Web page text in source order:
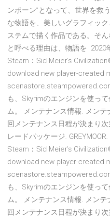
ンボーン”となって、世界を救
な物語を、美しいグラフィッ
ステムで描く作品である。そ
と呼べる理由は、物語を 2020
Steam：Sid Meier's
download new player-created
も、Skyrimのエンジンを使っ
ム。 メンテナンス情報. メン
回メンテナンス日程が決まり
レードパッケージ.
Steam：Sid Meier's
download new player-created
も、Skyrimのエンジンを使っ
ム。 メンテナンス情報. メン
回メンテナンス日程が決まり